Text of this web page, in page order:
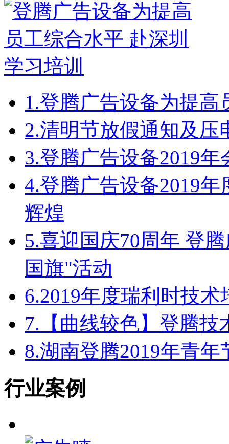
1.登腾广告设备为提高
2.清明节放假通知及压
3.登腾广告设备2019
4.登腾广告设备2019
辉煌
5.喜迎国庆70周年 登
国旗"活动
6.2019年度瑞利时技
7. 【曲线较色】登腾
8.湖南登腾2019年青
行业案例